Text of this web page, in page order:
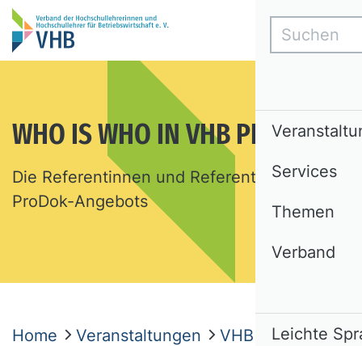
WHO IS WHO IN VHB PRODOK
Die Referentinnen und Referenten des VHB
ProDok-Angebots
Home Veranstaltungen
VHB ProDok
Suchen
Services
Themen
Verband
Leichte